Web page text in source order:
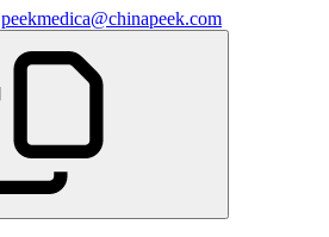
peekmedica@chinapeek.com